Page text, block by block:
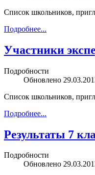
Список школьников,
Подробнее...
Участники
Подробности
Обновлено
Список школьников,
Подробнее...
Результаты 7
Подробности
Обновлено